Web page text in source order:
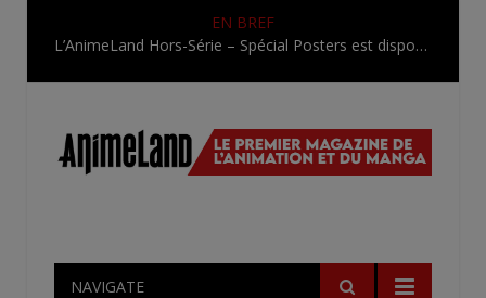
EN BREF
L’AnimeLand Hors-Série – Spécial Posters est disponible !
NAVIGATE